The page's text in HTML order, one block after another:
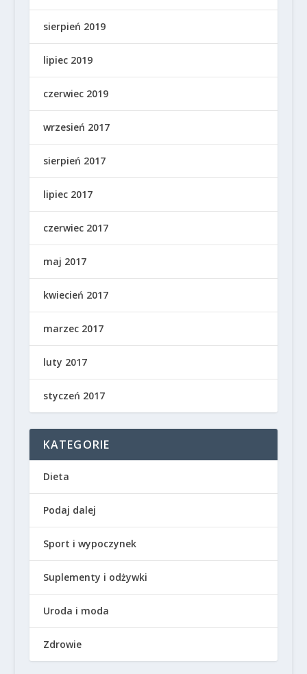
sierpień 2019
lipiec 2019
czerwiec 2019
wrzesień 2017
sierpień 2017
lipiec 2017
czerwiec 2017
maj 2017
kwiecień 2017
marzec 2017
luty 2017
styczeń 2017
KATEGORIE
Dieta
Podaj dalej
Sport i wypoczynek
Suplementy i odżywki
Uroda i moda
Zdrowie